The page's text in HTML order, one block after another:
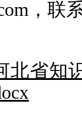
，联
北省知